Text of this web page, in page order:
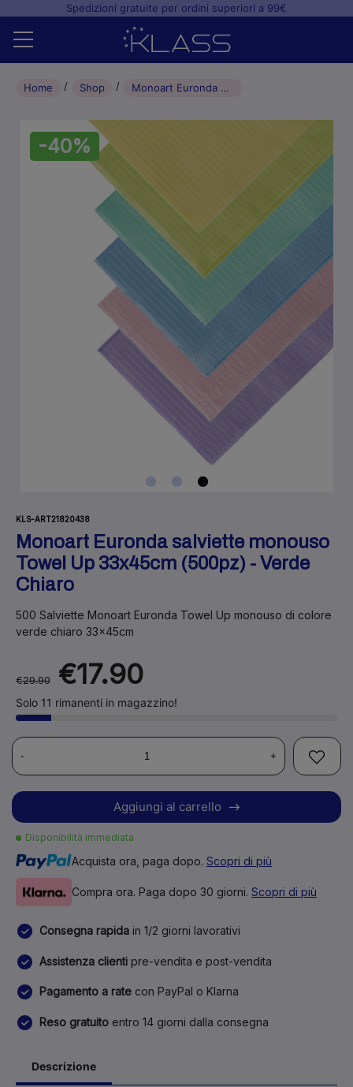
Spedizioni gratuite per ordini superiori a 99€
Home
Studio odontoiatrico +
Laboratorio odontotecnico
Home Shop Monoart Euronda salviette monouso Towel Up 33x45cm (500pz) – Verde Chiaro
-40%
KLS-ART21820438
Monoart Euronda salviette monouso
Towel Up 33x45cm (500pz) - Verde
Chiaro
500 Salviette Monoart Euronda Towel Up monouso di colore
verde chiaro 33x45cm
€29.90 €17.90
Solo 11 rimanenti in magazzino!
- +
Aggiungi al carrello
Disponibilità immediata
Acquista ora, paga dopo. Scopri di più
Compra ora. Paga dopo 30 giorni. Scopri di più
Consegna rapida in 1/2 giorni lavorativi
Assistenza clienti pre-vendita e post-vendita
Pagamento a rate con PayPal o Klarna
Reso gratuito entro 14 giorni dalla consegna
Descrizione